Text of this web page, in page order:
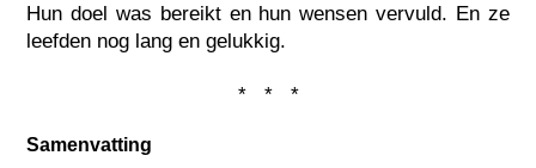
Hun doel was bereikt en hun wensen vervuld. En ze
leefden nog lang en gelukkig.
* * *
Samenvatting